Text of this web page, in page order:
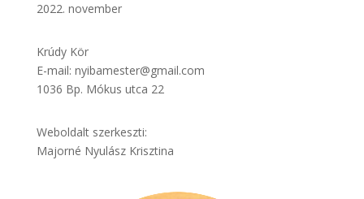
2022. november
Krúdy Kör
E-mail: nyibamester@gmail.com
1036 Bp. Mókus utca 22
Weboldalt szerkeszti:
Majorné Nyulász Krisztina